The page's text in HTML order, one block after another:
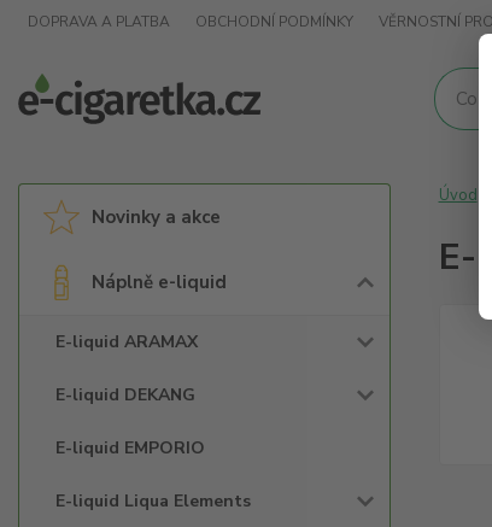
DOPRAVA A PLATBA OBCHODNÍ PODMÍNKY VĚRNOSTNÍ
Novinky a akce
Náplně e-liquid
E-liquid ARAMAX
E-liquid DEKANG
E-liquid EMPORIO
E-liquid Liqua Elements
Úvod
E-